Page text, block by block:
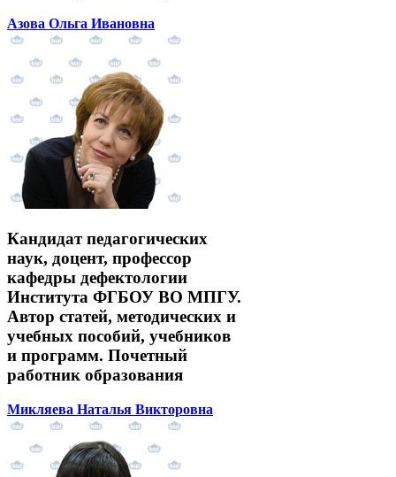
Азова Ольга Ивановна
Кандидат педагогических
наук, доцент, профессор
кафедры дефектологии
Института ФГБОУ ВО МПГУ.
Автор статей, методических и
учебных пособий, учебников
и программ. Почетный
работник образования
Микляева Наталья Викторовна